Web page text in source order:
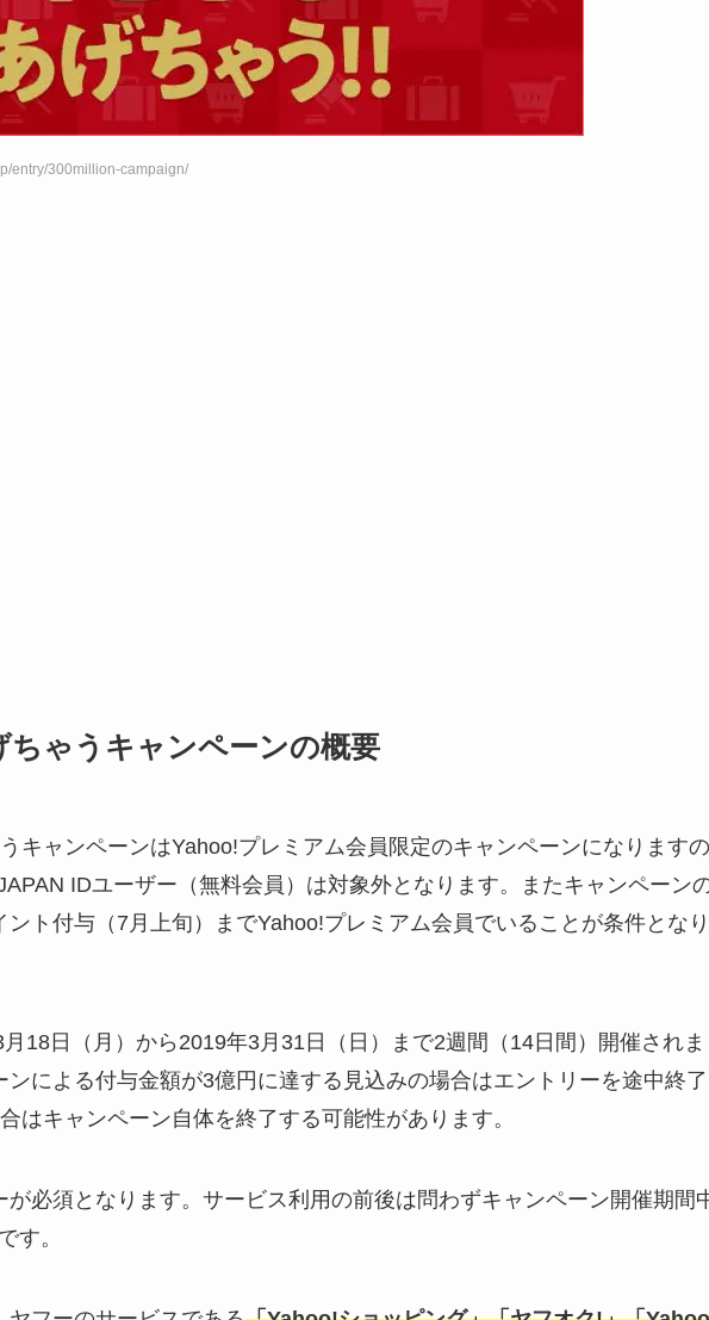
entry/300million-campaign/
ちゃうキャンペーンの概要
キャンペーンはYahoo!プレミアム会員限定のキャンペーンになりますの
IDユーザー（無料会員）は対象外となります。またキャンペーン
ト付与（7月上旬）までYahoo!プレミアム会員でいることが条件とな
18日（月）から2019年3月31日（日）まで2週間（14日間）開催されま
による付与金額が3億円に達する見込みの場合はエントリーを途中終了
はキャンペーン自体を終了する可能性があります。
必須となります。サービス利用の前後は問わずキャンペーン開催期間
す。